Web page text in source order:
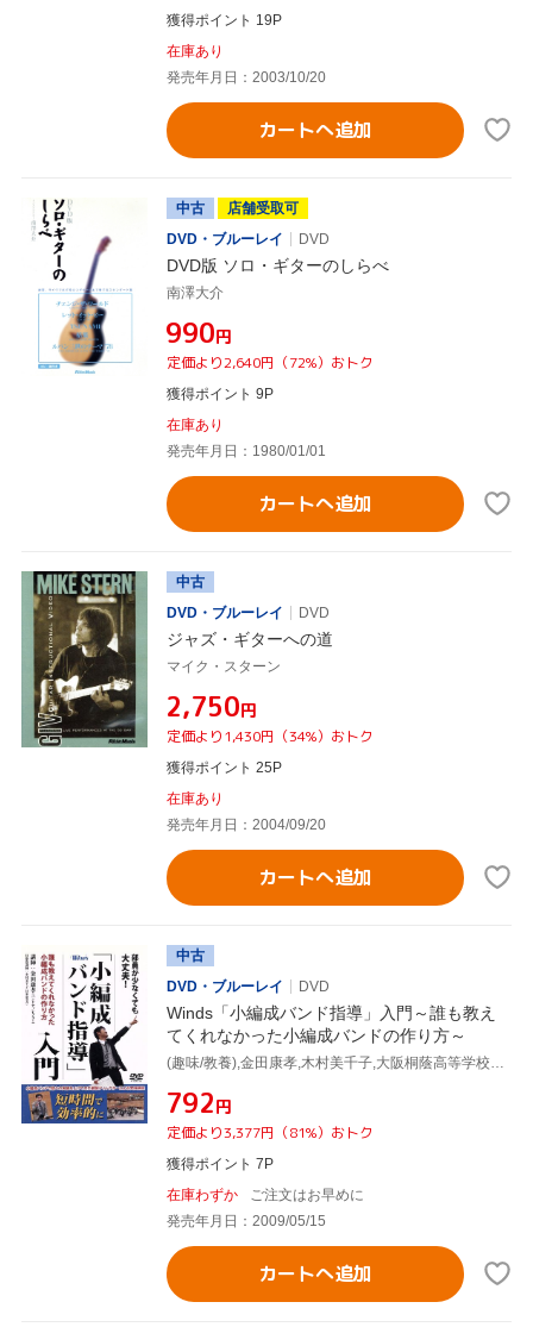
獲得ポイント 19P
在庫あり
発売年月日：2003/10/20
カートへ追加
中古
店舗受取可
DVD・ブルーレイ
DVD
DVD版 ソロ・ギターのしらべ
南澤大介
¥990円
定価より2,640円（72%）おトク
獲得ポイント 9P
在庫あり
発売年月日：1980/01/01
カートへ追加
中古
DVD・ブルーレイ
DVD
ジャズ・ギターへの道
マイク・スターン
¥2,750円
定価より1,430円（34%）おトク
獲得ポイント 25P
在庫あり
発売年月日：2004/09/20
カートへ追加
中古
DVD・ブルーレイ
DVD
Winds「小編成バンド指導」入門～誰も教え
てくれなかった小編成バンドの作り方～
¥792円
定価より3,377円（81%）おトク
獲得ポイント 7P
在庫わずか
ご注文はお早めに
発売年月日：2009/05/15
カートへ追加